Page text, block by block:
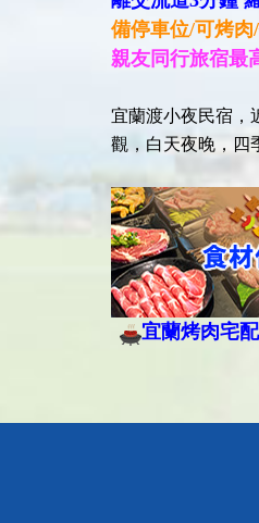
備停車位/可烤肉
親友同行旅宿最
宜蘭渡小夜民宿，
觀，白天夜晚，四
宜蘭烤肉宅